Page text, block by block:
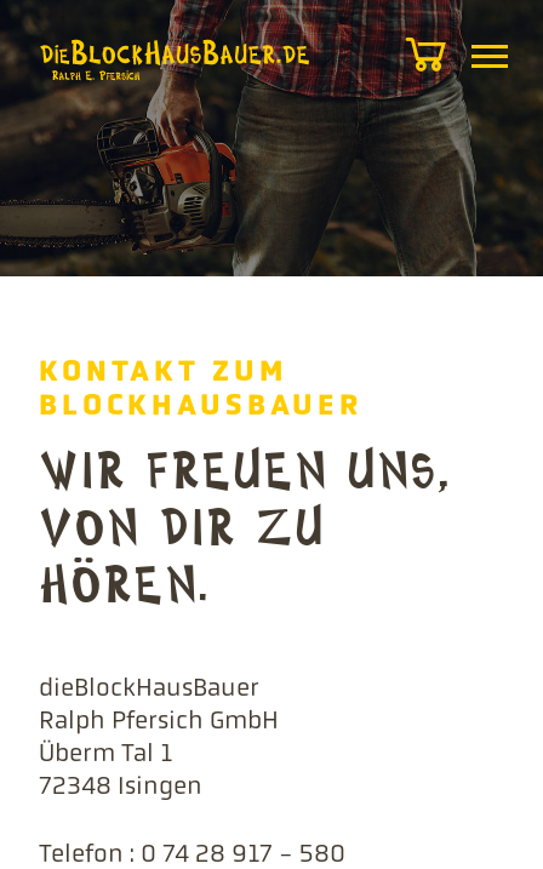
KONTAKT ZUM
BLOCKHAUSBAUER
WIR FREUEN UNS,
VON DIR ZU
HÖREN.
dieBlockHausBauer
Ralph Pfersich GmbH
Überm Tal 1
72348 Isingen
Telefon : 0 74 28 917 - 580